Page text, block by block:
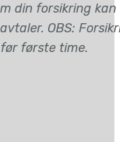
din forsikring
OBS:
første time.